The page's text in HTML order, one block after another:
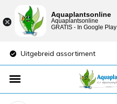
Uitgebreid assortiment
Aquaplantsonline
Aquaplantsonline
GRATIS - In Google Play